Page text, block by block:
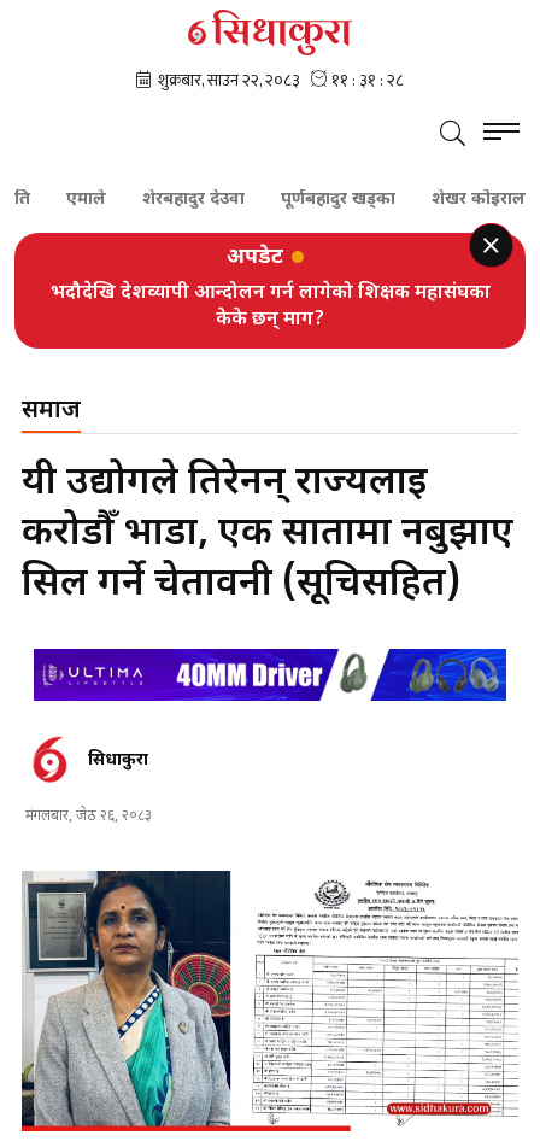
एमाले शेरबहादुर देउवा पूर्णबहादुर खड्का शेखर कोइराला
अपडेट
भदौदेखि देशव्यापी आन्दोलन गर्न लागेको शिक्षक महासंघका
केके छन् माग?
समाज
यी उद्योगले तिरेनन् राज्यलाई
करोडौँ भाडा, एक सातामा नबुझाए
सिल गर्ने चेतावनी (सूचिसहित)
सिधाकुरा
मंगलबार, जेठ २६, २०८३